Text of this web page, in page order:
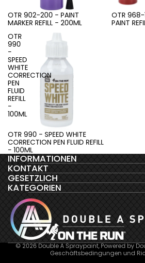
OTR 902-200 - PAINT
MARKER REFILL - 200ML
OTR 968-
PAINT
OTR
990
-
SPEED
WHITE
CORRECTION
PEN
FLUID
REFILL
-
100ML
Ausverkauft
OTR 990 - SPEED WHITE
CORRECTION PEN FLUID REFILL
- 100ML
INFORMATIONEN
KONTAKT
GESETZLICH
KATEGORIEN
© 2026Double A Spraypaint, Powered by
Geschäftsbedingungen und
Datenschutzerklärung
AGB
Kontaktinformationen
Impressum
Widerrufsrecht
Versand